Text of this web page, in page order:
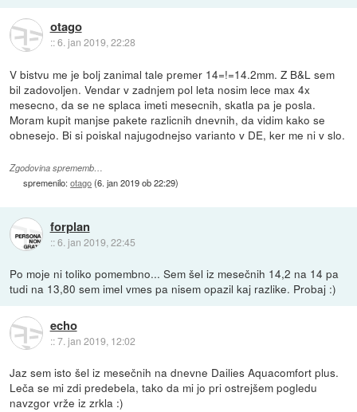
otago
::6. jan 2019, 22:28
V bistvu me je bolj zanimal tale premer 14=!=14.2mm. Z B&L sem
bil zadovoljen. Vendar v zadnjem pol leta nosim lece max 4x
mesecno, da se ne splaca imeti mesecnih, skatla pa je posla.
Moram kupit manjse pakete razlicnih dnevnih, da vidim kako se
obnesejo. Bi si poiskal najugodnejso varianto v DE, ker me ni v slo.
Zgodovina sprememb…
spremenilo:otago(6. jan 2019 ob 22:29)
forplan
::6. jan 2019, 22:45
Po moje ni toliko pomembno... Sem šel iz mesečnih 14,2 na 14 pa
tudi na 13,80 sem imel vmes pa nisem opazil kaj razlike. Probaj :)
echo
::7. jan 2019, 12:02
Jaz sem isto šel iz mesečnih na dnevne Dailies Aquacomfort plus.
Leča se mi zdi predebela, tako da mi jo pri ostrejšem pogledu
navzgor vrže iz zrkla :)